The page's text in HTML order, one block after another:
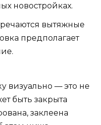
новостройках.
вытяжные
предполагает
визуально — это не
быть закрыта
заклеена